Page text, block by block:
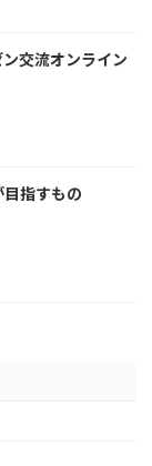
ン交流オンライン
指すもの